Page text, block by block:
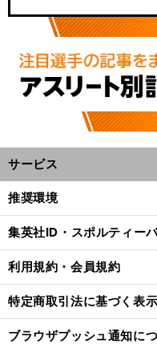
】
。
サービス
推奨環境
集英社ID・スポルティー
利用規約・会員規約
特定商取引法に基づく表
ブラウザプッシュ通知に